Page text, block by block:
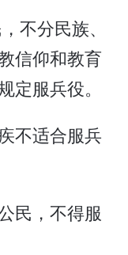
不分民族、
信仰和教育
定服兵役。
不适合服兵
民，不得服